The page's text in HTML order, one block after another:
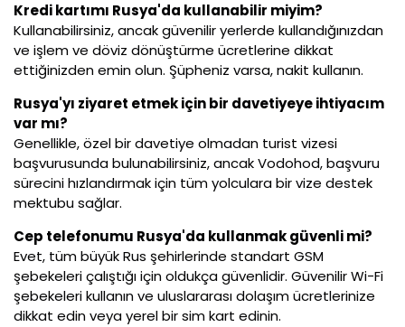
Kredi kartımı Rusya'da kullanabilir miyim?
Kullanabilirsiniz, ancak güvenilir yerlerde kullandığınızdan
ve işlem ve döviz dönüştürme ücretlerine dikkat
ettiğinizden emin olun. Şüpheniz varsa, nakit kullanın.
Rusya'yı ziyaret etmek için bir davetiyeye ihtiyacım
var mı?
Genellikle, özel bir davetiye olmadan turist vizesi
başvurusunda bulunabilirsiniz, ancak Vodohod, başvuru
sürecini hızlandırmak için tüm yolculara bir vize destek
mektubu sağlar.
Cep telefonumu Rusya'da kullanmak güvenli mi?
Evet, tüm büyük Rus şehirlerinde standart GSM
şebekeleri çalıştığı için oldukça güvenlidir. Güvenilir Wi-Fi
şebekeleri kullanın ve uluslararası dolaşım ücretlerinize
dikkat edin veya yerel bir sim kart edinin.